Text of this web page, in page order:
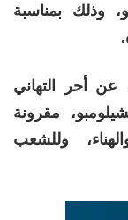
وذلك بمناسبة
عن أحر التهاني
مقرونة
وللشعب